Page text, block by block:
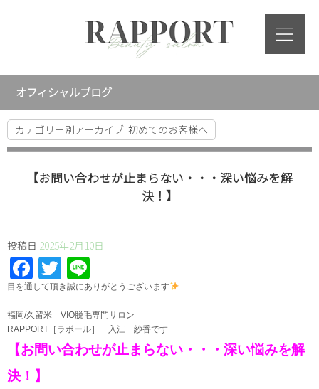
オフィシャルブログ
カテゴリー別アーカイブ: 初めてのお客様へ
【お問い合わせが止まらない・・・深い悩みを解
決！】
投稿日 2025年2月10日
Facebook
Twitter
⁡目を通して頂き誠にありがとうございます
福岡/久留米 VIO脱毛専門サロン
RAPPORT［ラポール］ 入江 紗香です
【お問い合わせが止まらない・・・深い悩みを解
決！】